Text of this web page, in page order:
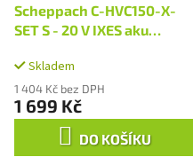
Scheppach C-HVC150-X-
SET S - 20 V IXES aku
+ 2Ah baterie + nabíječka
2,4 A
Skladem
1 404 Kč bez DPH
1 699 Kč
DO KOŠÍKU